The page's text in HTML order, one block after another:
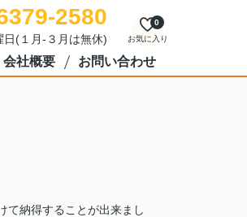
2580
(１月-３月は無休) お気に入り
0
会社概要 お問い合わせ
て納得することが出来まし